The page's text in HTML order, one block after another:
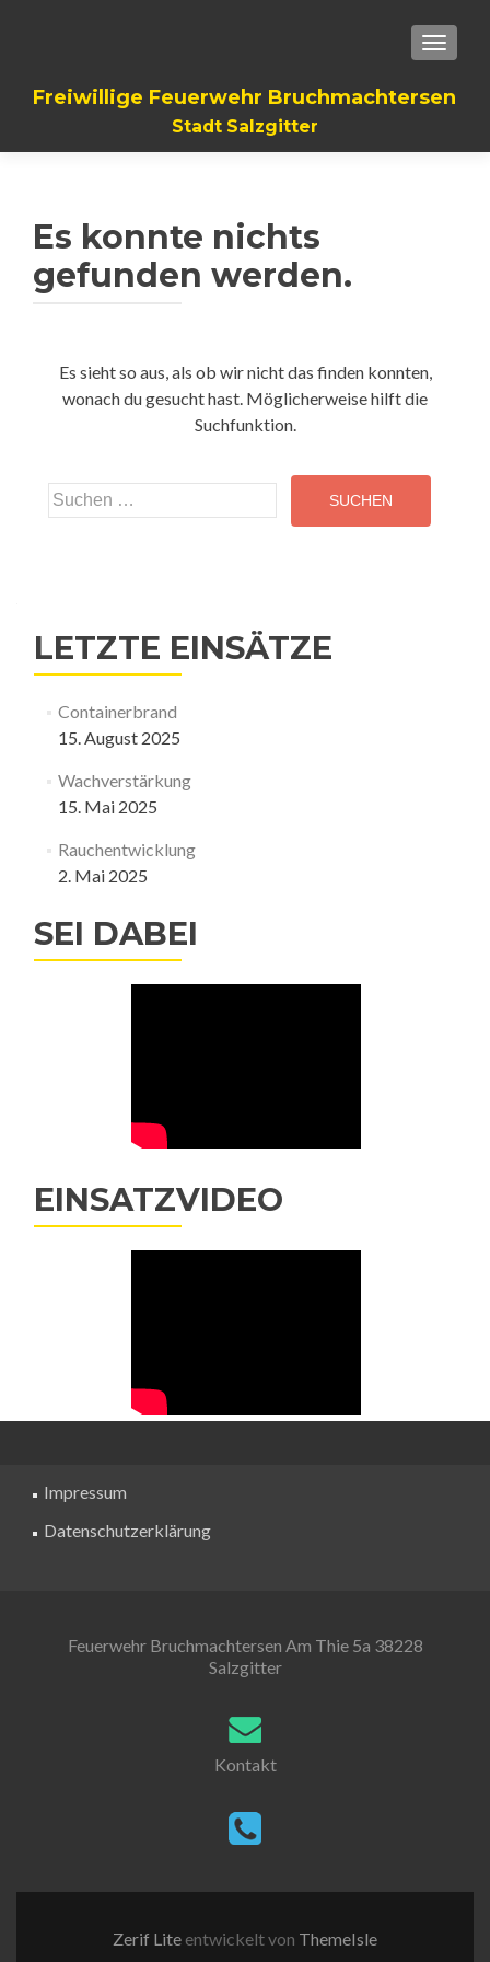
Freiwillige Feuerwehr Bruchmachtersen
Stadt Salzgitter
Es konnte nichts
gefunden werden.
Es sieht so aus, als ob wir nicht das finden konnten,
wonach du gesucht hast. Möglicherweise hilft die
Suchfunktion.
Suchen
nach:
LETZTE EINSÄTZE
Containerbrand
15. August 2025
Wachverstärkung
15. Mai 2025
Rauchentwicklung
2. Mai 2025
SEI DABEI
EINSATZVIDEO
Impressum
Datenschutzerklärung
Feuerwehr Bruchmachtersen Am Thie 5a 38228
Salzgitter
Kontakt
Zerif Lite entwickelt von ThemeIsle